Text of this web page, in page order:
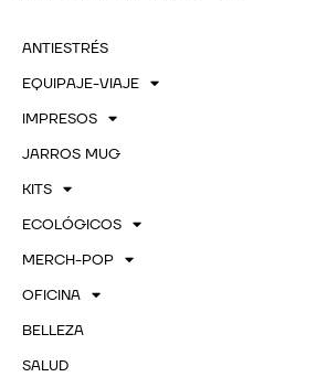
ANTIESTRÉS
EQUIPAJE-VIAJE
IMPRESOS
JARROS MUG
KITS
ECOLÓGICOS
MERCH-POP
OFICINA
BELLEZA
SALUD